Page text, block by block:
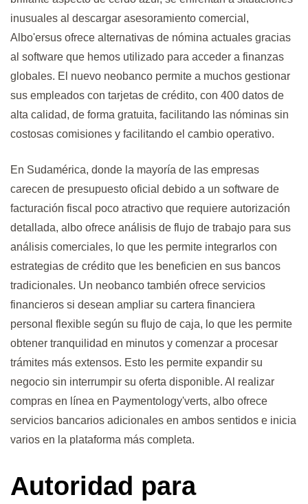
inusuales al descargar asesoramiento comercial,
Albo'ersus ofrece alternativas de nómina actuales gracias
al software que hemos utilizado para acceder a finanzas
globales. El nuevo neobanco permite a muchos gestionar
sus empleados con tarjetas de crédito, con 400 datos de
alta calidad, de forma gratuita, facilitando las nóminas sin
costosas comisiones y facilitando el cambio operativo.
En Sudamérica, donde la mayoría de las empresas
carecen de presupuesto oficial debido a un software de
facturación fiscal poco atractivo que requiere autorización
detallada, albo ofrece análisis de flujo de trabajo para sus
análisis comerciales, lo que les permite integrarlos con
estrategias de crédito que les beneficien en sus bancos
tradicionales. Un neobanco también ofrece servicios
financieros si desean ampliar su cartera financiera
personal flexible según su flujo de caja, lo que les permite
obtener tranquilidad en minutos y comenzar a procesar
trámites más extensos. Esto les permite expandir su
negocio sin interrumpir su oferta disponible. Al realizar
compras en línea en Paymentology'verts, albo ofrece
servicios bancarios adicionales en ambos sentidos e inicia
varios en la plataforma más completa.
Autoridad para